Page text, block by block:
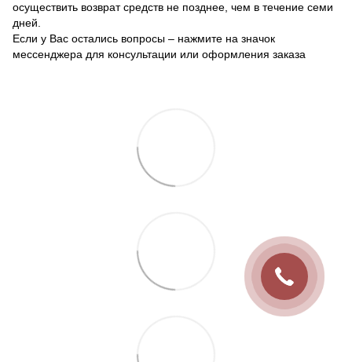
осуществить возврат средств не позднее, чем в течение семи
дней.
Если у Вас остались вопросы – нажмите на значок
мессенджера для консультации или оформления заказа